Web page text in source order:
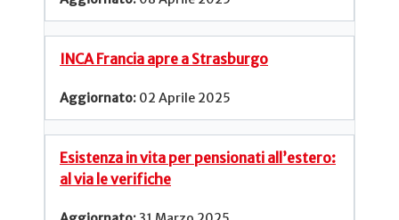
INCA Francia apre a Strasburgo
02 Aprile 2025
Esistenza in vita per pensionati all’estero:
al via le verifiche